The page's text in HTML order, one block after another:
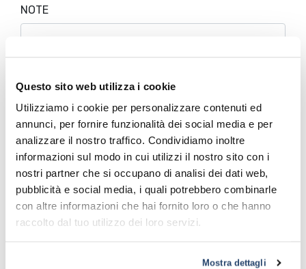
Questo sito web utilizza i cookie
Utilizziamo i cookie per personalizzare contenuti ed
annunci, per fornire funzionalità dei social media e per
analizzare il nostro traffico. Condividiamo inoltre
informazioni sul modo in cui utilizzi il nostro sito con i
nostri partner che si occupano di analisi dei dati web,
pubblicità e social media, i quali potrebbero combinarle
con altre informazioni che hai fornito loro o che hanno
raccolto dal tuo utilizzo dei loro servizi.
Mostra dettagli
NOTE
condizioni proposte in merito al trattamento dei
miei dati personali.
Leggi qui la Privacy Policy